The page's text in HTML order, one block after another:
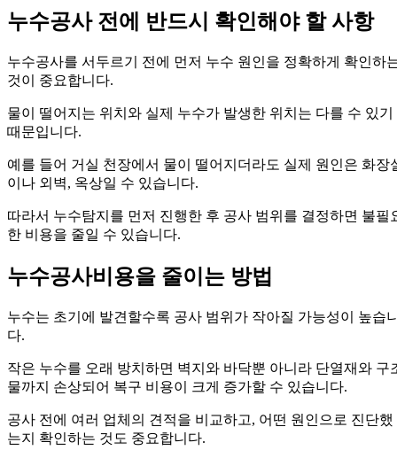
누수공사 전에 반드시 확인해야 할 사항
누수공사를 서두르기 전에 먼저 누수 원인을 정확하게 확인하
것이 중요합니다.
물이 떨어지는 위치와 실제 누수가 발생한 위치는 다를 수 있기
때문입니다.
예를 들어 거실 천장에서 물이 떨어지더라도 실제 원인은 화장
이나 외벽, 옥상일 수 있습니다.
따라서 누수탐지를 먼저 진행한 후 공사 범위를 결정하면 불필
한 비용을 줄일 수 있습니다.
누수공사비용을 줄이는 방법
누수는 초기에 발견할수록 공사 범위가 작아질 가능성이 높습
다.
작은 누수를 오래 방치하면 벽지와 바닥뿐 아니라 단열재와 구
물까지 손상되어 복구 비용이 크게 증가할 수 있습니다.
공사 전에 여러 업체의 견적을 비교하고, 어떤 원인으로 진단했
는지 확인하는 것도 중요합니다.